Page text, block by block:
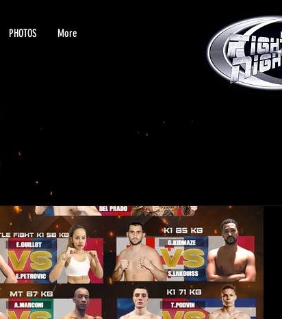
PHOTOS More